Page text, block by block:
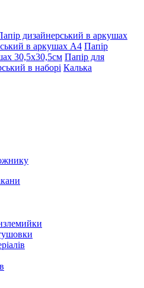
дизайнерський в аркушах
в аркушах А4 Папір
30,5х30,5см Папір для
в наборі Калька